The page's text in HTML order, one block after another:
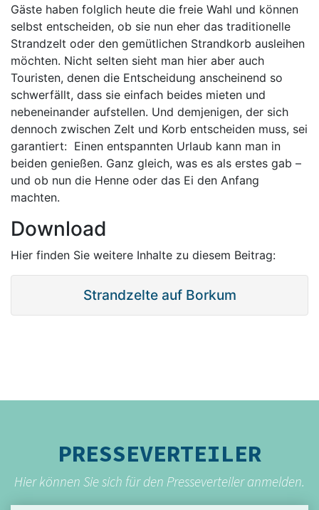
Gäste haben folglich heute die freie Wahl und können
selbst entscheiden, ob sie nun eher das traditionelle
Strandzelt oder den gemütlichen Strandkorb ausleihen
möchten. Nicht selten sieht man hier aber auch
Touristen, denen die Entscheidung anscheinend so
schwerfällt, dass sie einfach beides mieten und
nebeneinander aufstellen. Und demjenigen, der sich
dennoch zwischen Zelt und Korb entscheiden muss, sei
garantiert: Einen entspannten Urlaub kann man in
beiden genießen. Ganz gleich, was es als erstes gab –
und ob nun die Henne oder das Ei den Anfang
machten.
Download
Hier finden Sie weitere Inhalte zu diesem Beitrag:
Strandzelte auf Borkum
PRESSEVERTEILER
Hier können Sie sich für den Presseverteiler anmelden.